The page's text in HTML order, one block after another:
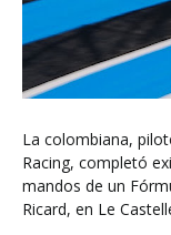
La colombiana,
Racing, completó
mandos de un
Ricard, en Le